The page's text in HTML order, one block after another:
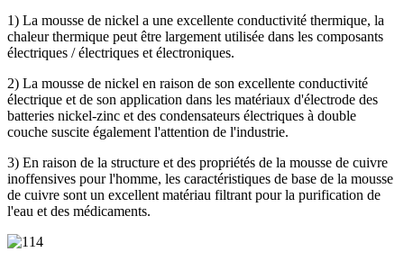
1) La mousse de nickel a une excellente conductivité thermique, la
chaleur thermique peut être largement utilisée dans les composants
électriques / électriques et électroniques.
2) La mousse de nickel en raison de son excellente conductivité
électrique et de son application dans les matériaux d'électrode des
batteries nickel-zinc et des condensateurs électriques à double
couche suscite également l'attention de l'industrie.
3) En raison de la structure et des propriétés de la mousse de cuivre
inoffensives pour l'homme, les caractéristiques de base de la mousse
de cuivre sont un excellent matériau filtrant pour la purification de
l'eau et des médicaments.